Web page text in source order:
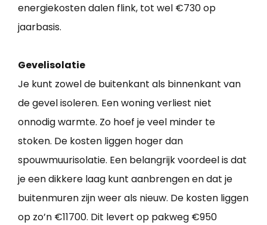
energiekosten dalen flink, tot wel €730 op
jaarbasis.
Gevelisolatie
Je kunt zowel de buitenkant als binnenkant van
de gevel isoleren. Een woning verliest niet
onnodig warmte. Zo hoef je veel minder te
stoken. De kosten liggen hoger dan
spouwmuurisolatie. Een belangrijk voordeel is dat
je een dikkere laag kunt aanbrengen en dat je
buitenmuren zijn weer als nieuw. De kosten liggen
op zo’n €11700. Dit levert op pakweg €950